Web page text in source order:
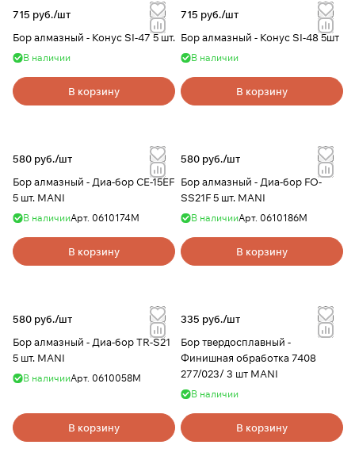
715 руб./шт
Бор алмазный - Конус SI-47 5 шт.
В наличии
В корзину
715 руб./шт
Бор алмазный - Конус SI-48 5шт
В наличии
В корзину
580 руб./шт
Бор алмазный - Диа-бор CE-15EF
5 шт. MANI
В наличииАрт. 0610174М
В корзину
580 руб./шт
Бор алмазный - Диа-бор FО-
SS21F 5 шт. MANI
В наличииАрт. 0610186М
В корзину
580 руб./шт
Бор алмазный - Диа-бор TR-S21
5 шт. MANI
В наличииАрт. 0610058М
В корзину
335 руб./шт
Бор твердосплавный -
Финишная обработка 7408
277/023/ 3 шт MANI
В наличии
В корзину